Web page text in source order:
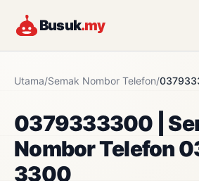
Busuk.my
Utama/Semak Nombor Telefon/
0379333300 |
Nombor Telefon
3300